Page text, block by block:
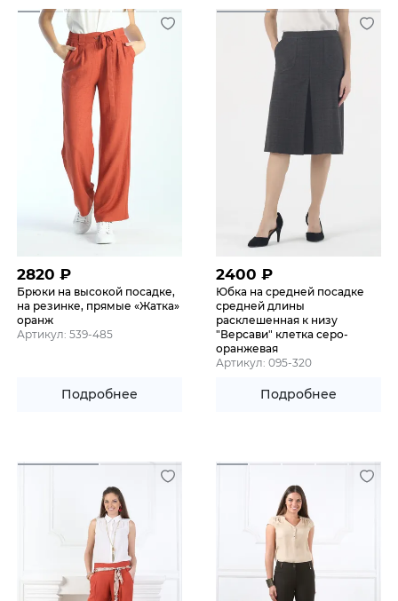
2820 ₽
Брюки на высокой посадке,
на резинке, прямые «Жатка»
оранж
Артикул: 539-485
Подробнее
2400 ₽
Юбка на средней посадке
средней длины
расклешенная к низу
"Версави" клетка серо-
оранжевая
Артикул: 095-320
Подробнее